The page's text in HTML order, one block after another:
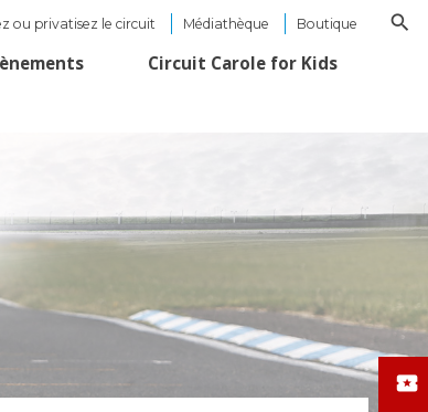
ou privatisez le circuit Médiathèque Boutique
Circuit Carole for Kids